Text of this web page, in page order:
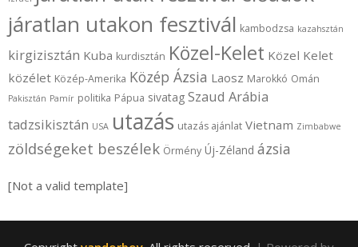
járatlan utakon fesztivál kambodzsa kazahsztán
kirgizisztán Kuba kurdisztán Közel-Kelet Közel Kelet
közélet Közép-Amerika Közép Ázsia Laosz Marokkó Omán
Pakisztán Pamír politika Pápua sivatag Szaud Arábia
tadzsikisztán USA utazás utazás ajánlat Vietnam Zimbabwe
zöldségeket beszélek Örmény Új-Zéland ázsia
[Not a valid template]